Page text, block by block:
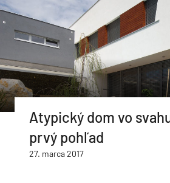
Atypický dom vo
prvý pohľad
27. marca 2017